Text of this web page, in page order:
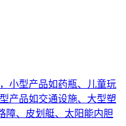
小型产品如药瓶、儿童玩
产品如交通设施、大型塑
障、皮划艇、太阳能内胆